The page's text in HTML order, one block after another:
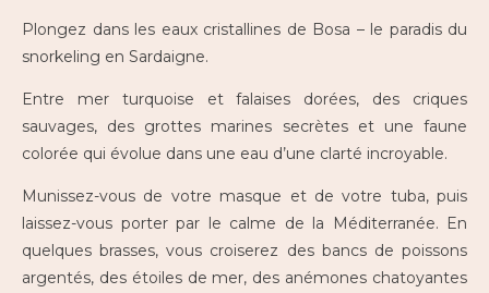
Plongez dans les eaux cristallines de Bosa – le paradis du
snorkeling en Sardaigne.
Entre mer turquoise et falaises dorées, des criques
sauvages, des grottes marines secrètes et une faune
colorée qui évolue dans une eau d’une clarté incroyable.
Munissez-vous de votre masque et de votre tuba, puis
laissez-vous porter par le calme de la Méditerranée. En
quelques brasses, vous croiserez des bancs de poissons
argentés, des étoiles de mer, des anémones chatoyantes